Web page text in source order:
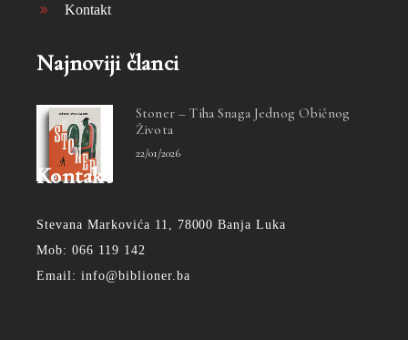
Kontakt
Najnoviji članci
Stoner – Tiha Snaga Jednog Običnog
Života
22/01/2026
Kontakt
Stevana Markovića 11, 78000 Banja Luka
Mob: 066 119 142
Email: info@biblioner.ba